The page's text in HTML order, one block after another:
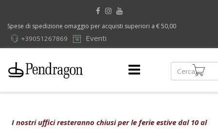
Spese di spedizione omaggio per acquisti superiori a € 50,00
Eventi
+39051267869
I nostri uffici resteranno chiusi per le ferie estive dal 10 al